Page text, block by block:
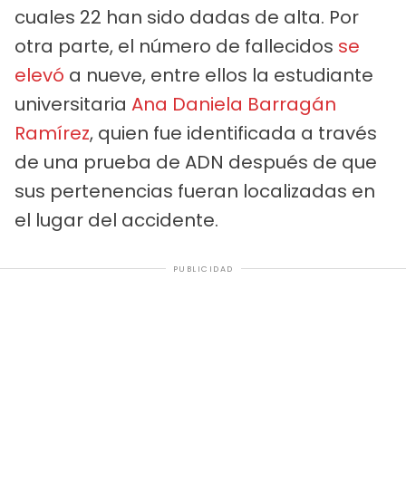
cuales 22 han sido dadas de alta. Por
otra parte, el número de fallecidos se
elevó a nueve, entre ellos la estudiante
universitaria Ana Daniela Barragán
Ramírez, quien fue identificada a través
de una prueba de ADN después de que
sus pertenencias fueran localizadas en
el lugar del accidente.
PUBLICIDAD